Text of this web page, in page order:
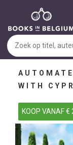
WITH
KOOP VANAF €